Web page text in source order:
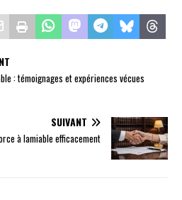
: témoignages et expériences vécues
SUIVANT
à lamiable efficacement